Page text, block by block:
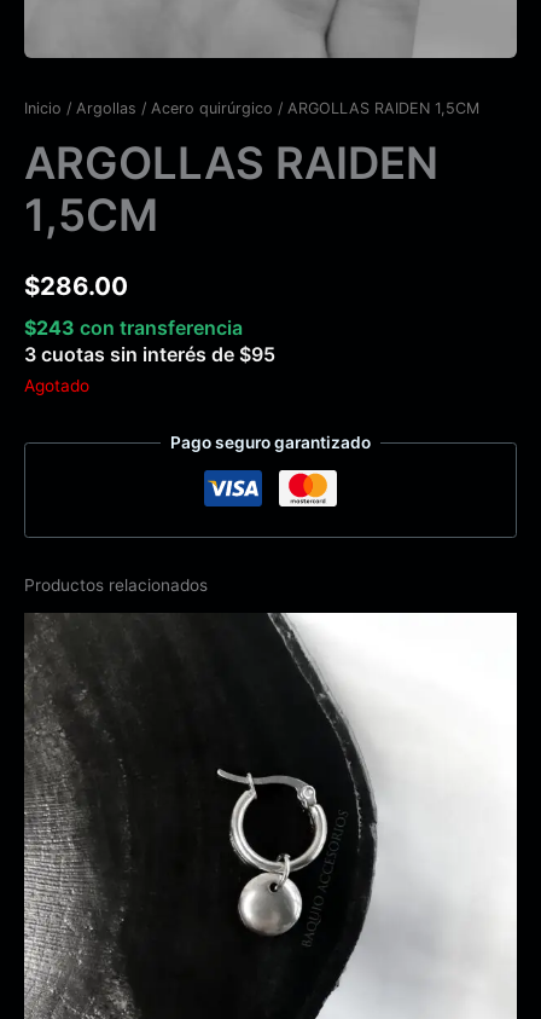
Inicio / Argollas / Acero quirúrgico / ARGOLLAS RAIDEN 1,5CM
ARGOLLAS RAIDEN
1,5CM
$286.00
$243 con transferencia
3 cuotas sin interés de $95
Agotado
Pago seguro garantizado
Productos relacionados